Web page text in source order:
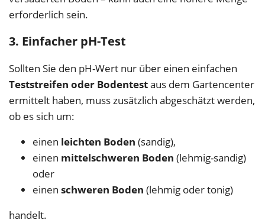
erforderlich sein.
3. Einfacher pH-Test
Sollten Sie den pH-Wert nur über einen einfachen
Teststreifen oder Bodentestaus dem Gartencenter
ermittelt haben, muss zusätzlich abgeschätzt werden,
ob es sich um:
einen leichten Boden (sandig),
einen mittelschweren Boden (lehmig-sandig)
oder
einen schweren Boden (lehmig oder tonig)
handelt.